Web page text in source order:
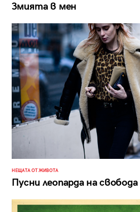
Змията в мен
НЕЩАТА ОТ ЖИВОТА
Пусни леопарда на свобода